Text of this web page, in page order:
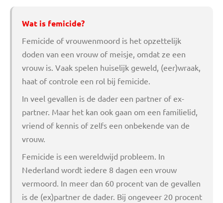
Wat is femicide?
Femicide of vrouwenmoord is het opzettelijk
doden van een vrouw of meisje, omdat ze een
vrouw is. Vaak spelen huiselijk geweld, (eer)wraak,
haat of controle een rol bij femicide.
In veel gevallen is de dader een partner of ex-
partner. Maar het kan ook gaan om een familielid,
vriend of kennis of zelfs een onbekende van de
vrouw.
Femicide is een wereldwijd probleem. In
Nederland wordt iedere 8 dagen een vrouw
vermoord. In meer dan 60 procent van de gevallen
is de (ex)partner de dader. Bij ongeveer 20 procent